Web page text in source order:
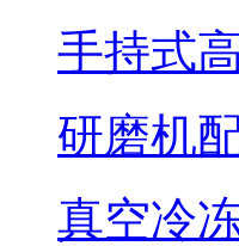
手持式
研磨机
真空冷